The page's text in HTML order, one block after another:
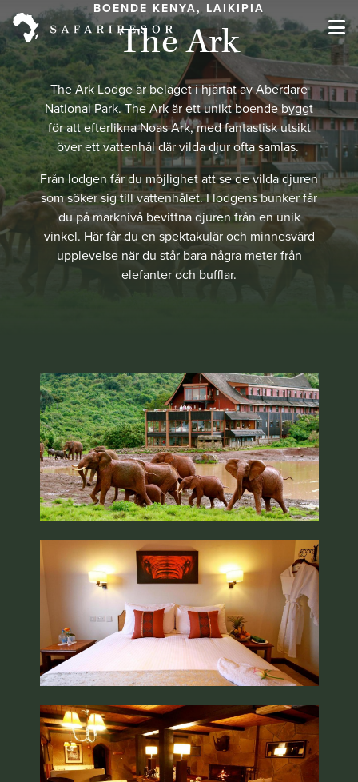
BOENDE KENYA, LAIKIPIA
The Ark
The Ark Lodge är beläget i hjärtat av Aberdare
National Park. The Ark är ett unikt boende byggt
för att efterlikna Noas Ark, med fantastisk utsikt
över ett vattenhål där vilda djur ofta samlas.
Från lodgen får du möjlighet att se de vilda djuren
som söker sig till vattenhålet. I lodgens bunker får
du på marknivå bevittna djuren från en unik
vinkel. Här får du en spektakulär och minnesvärd
upplevelse när du står bara några meter från
elefanter och bufflar.